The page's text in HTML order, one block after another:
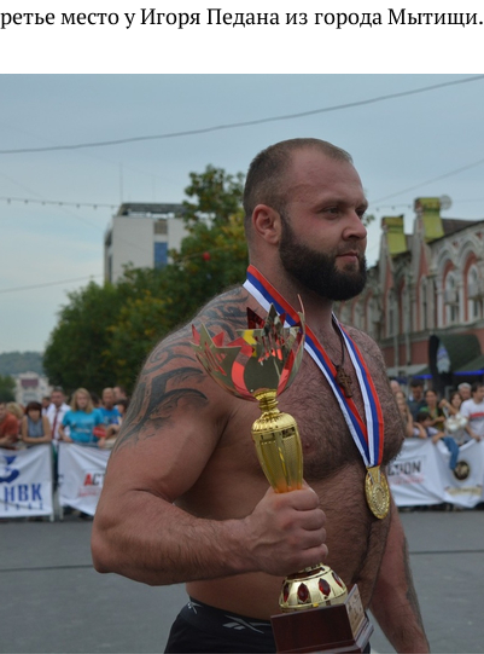
место у Игоря Педана из города Мытищи.